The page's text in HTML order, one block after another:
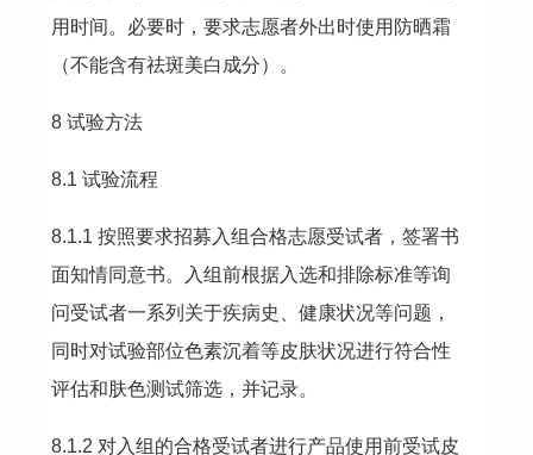
用时间。必要时，要求志愿者外出时使用防晒霜
（不能含有祛斑美白成分）。
8 试验方法
8.1 试验流程
8.1.1 按照要求招募入组合格志愿受试者，签署书
面知情同意书。入组前根据入选和排除标准等询
问受试者一系列关于疾病史、健康状况等问题，
同时对试验部位色素沉着等皮肤状况进行符合性
评估和肤色测试筛选，并记录。
8.1.2 对入组的合格受试者进行产品使用前受试皮